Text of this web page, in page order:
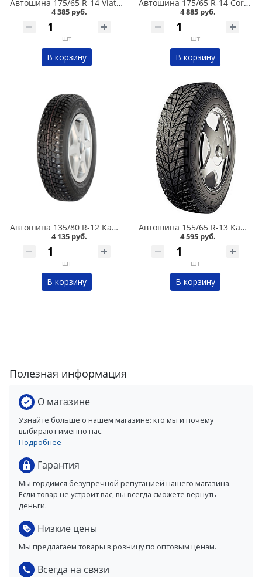
Автошина 175/65 R-14 Viatti Brina Nordico V-522 82T шип в Кургане
4 385 руб.
шт
В корзину
Автошина 175/65 R-14 Cordiant Snow Cross 2 86T шип в Кургане
4 885 руб.
шт
В корзину
Автошина 135/80 R-12 Кама 503 68Q шип в Кургане
4 135 руб.
шт
В корзину
Автошина 155/65 R-13 Кама EURO 518 73T шип в Кургане
4 595 руб.
шт
В корзину
Полезная информация
О магазине
Узнайте больше о нашем магазине: кто мы и почему
выбирают именно нас.
Подробнее
Гарантия
Мы гордимся безупречной репутацией нашего магазина.
Если товар не устроит вас, вы всегда сможете вернуть
деньги.
Низкие цены
Мы предлагаем товары в розницу по оптовым ценам.
Всегда на связи